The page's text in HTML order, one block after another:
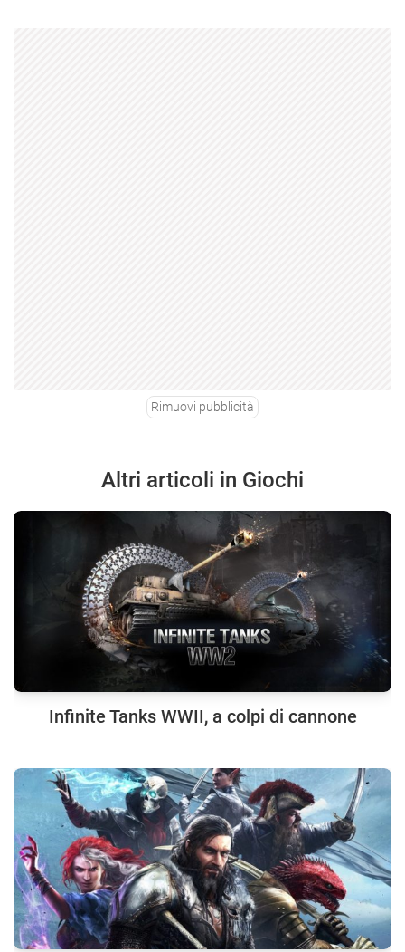
Rimuovi pubblicità
Altri articoli in Giochi
Infinite Tanks WWII, a colpi di cannone